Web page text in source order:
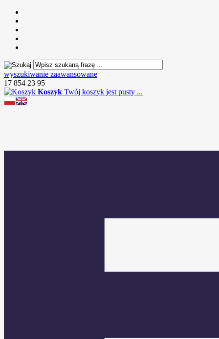
wyszukiwanie zaawansowane
17 854 23 95
Koszyk Twój koszyk jest pusty ...